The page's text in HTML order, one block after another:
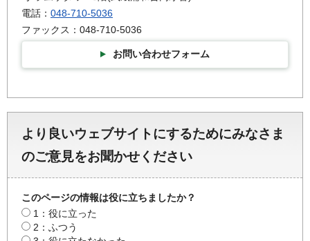
電話： 048-710-5036
ファックス：048-710-5036
お問い合わせフォーム
より良いウェブサイトにするためにみなさま
のご意見をお聞かせください
このページの情報は役に立ちましたか？
1：役に立った
2：ふつう